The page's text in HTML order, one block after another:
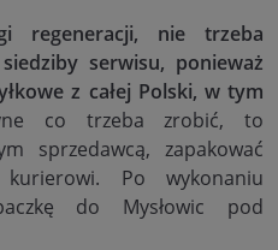
regeneracji, nie trzeba
serwisu, ponieważ
z całej Polski, w tym
co trzeba zrobić, to
sprzedawcą, zapakować
Po wykonaniu
do Mysłowic pod